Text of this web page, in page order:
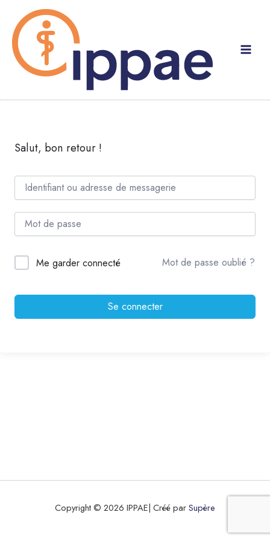
contenu
Salut, bon retour !
Me garder connecté Mot de passe oublié ?
Se connecter
Copyright © 2026 IPPAE| Créé parSupère